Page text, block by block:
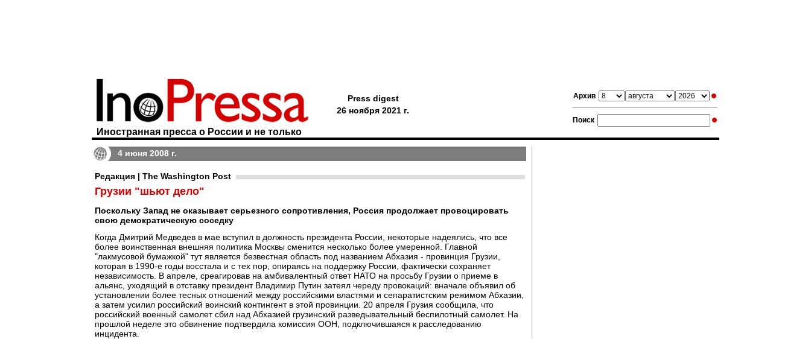
Архив
Поиск
Иностранная пресса о России и не только
Press digest
26 ноября 2021 г.
4 июня 2008 г.
Редакция | The Washington Post
Грузии "шьют дело"
Поскольку Запад не оказывает серьезного сопротивления, Россия продолжает провоцировать
свою демократическую соседку
Когда Дмитрий Медведев в мае вступил в должность президента России, некоторые надеялись, что все
более воинственная внешняя политика Москвы сменится несколько более умеренной. Главной
"лакмусовой бумажкой" тут является безвестная область под названием Абхазия - провинция Грузии,
которая в 1990-е годы восстала и с тех пор, опираясь на поддержку России, фактически сохраняет
независимость. В апреле, среагировав на амбивалентный ответ НАТО на просьбу Грузии о приеме в
альянс, уходящий в отставку президент Владимир Путин затеял череду провокаций: вначале объявил об
установлении более тесных отношений между российскими властями и сепаратистским режимом Абхазии,
а затем усилил российский воинский контингент в этой провинции. 20 апреля Грузия сообщила, что
российский военный самолет сбил над Абхазией грузинский разведывательный беспилотный самолет. На
прошлой неделе это обвинение подтвердила комиссия ООН, подключившаяся к расследованию
инцидента.